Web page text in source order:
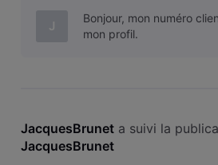
J
Bonjour, mon numéro
mon profil.
JacquesBrunet a suivi la
JacquesBrunet